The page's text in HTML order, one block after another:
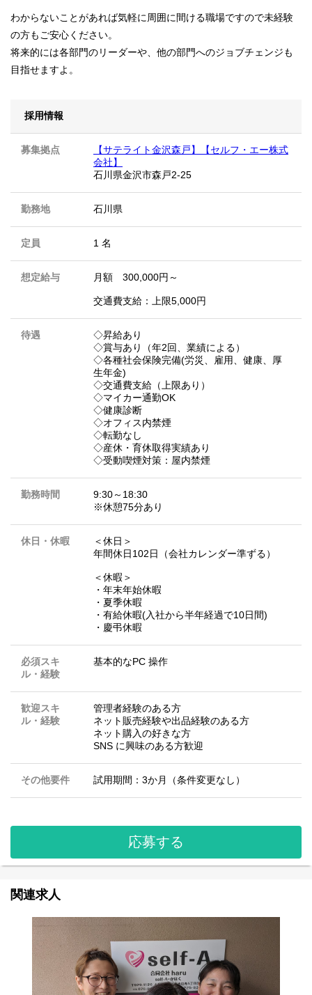
わからないことがあれば気軽に周囲に間ける職場ですので未経験
の方もご安心ください。
将来的には各部門のリーダーや、他の部門へのジョブチェンジも
目指せますよ。
採用情報
募集拠点
【サテライト金沢森戸】【セルフ・エー株式
会社】
石川県金沢市森戸2-25
勤務地 石川県
定員 1 名
想定給与 月額 300,000円～
交通費支給：上限5,000円
待遇
◇昇給あり
◇賞与あり（年2回、業績による）
◇各種社会保険完備(労災、雇用、健康、厚
生年金)
◇交通費支給（上限あり）
◇マイカー通勤OK
◇健康診断
◇オフィス内禁煙
◇転勤なし
◇産休・育休取得実績あり
◇受動喫煙対策：屋内禁煙
勤務時間
9:30～18:30
※休憩75分あり
休日・休暇
＜休日＞
年間休日102日（会社カレンダー準ずる）
＜休暇＞
・年末年始休暇
・夏季休暇
・有給休暇(入社から半年経過で10日間)
・慶弔休暇
必須スキ
ル・経験
基本的なPC 操作
歓迎スキ
ル・経験
管理者経験のある方
ネット販売経験や出品経験のある方
ネット購入の好きな方
SNS に興味のある方歓迎
その他要件 試用期間：3か月（条件変更なし）
応募する
関連求人